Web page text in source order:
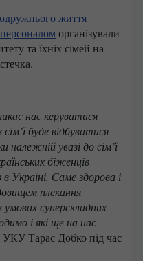
життя
організували
та їхніх сімей на
нас керуватися
буде відбуватися
належній увазі до сім’ї
біженців
Україні. Саме здорова і
плекання
суперскладних
і які ще на нас
УКУ Тарас Добко під час